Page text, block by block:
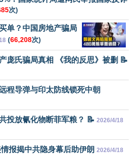
次)
单？中国房地产骗局
(66,208次)
庞氏骗局真相 《我的反思》被删 📝
程导弹与印太防线锁死中朝
投放氰化物断菲军粮？ 📝 2026/4/18
报揭中共隐身幕后助伊朗 2026/4/18